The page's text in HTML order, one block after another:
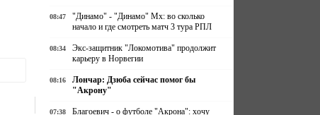
08:47
"Динамо" - "Динамо" Мх: во сколько
начало и где смотреть матч 3 тура РПЛ
08:34
Экс-защитник "Локомотива" продолжит
карьеру в Норвегии
08:16
Лончар: Дзюба сейчас помог бы
"Акрону"
07:38
Благоевич - о футболе "Акрона": хочу